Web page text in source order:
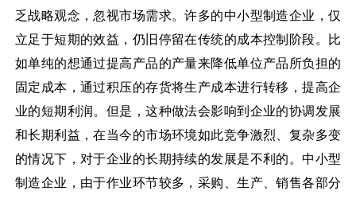
乏战略观念，忽视市场需求。许多的中小型制造企业，仅
立足于短期的效益，仍旧停留在传统的成本控制阶段。比
如单纯的想通过提高产品的产量来降低单位产品所负担的
固定成本，通过积压的存货将生产成本进行转移，提高企
业的短期利润。但是，这种做法会影响到企业的协调发展
和长期利益，在当今的市场环境如此竞争激烈、复杂多变
的情况下，对于企业的长期持续的发展是不利的。中小型
制造企业，由于作业环节较多，采购、生产、销售各部分